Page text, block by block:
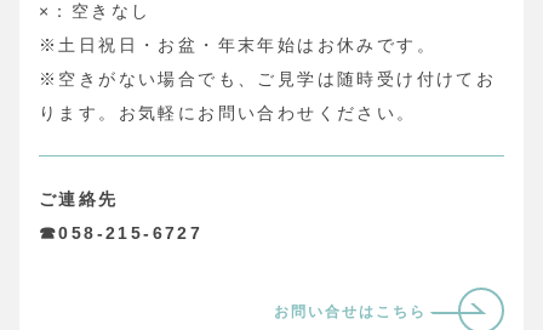
×：空きなし
※土日祝日・お盆・年末年始はお休みです。
※空きがない場合でも、ご見学は随時受け付けてお
ります。お気軽にお問い合わせください。
ご連絡先
☎058-215-6727
お問い合せはこちら